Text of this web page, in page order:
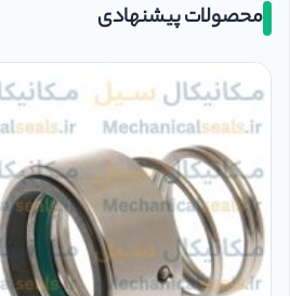
محصولات پیشنهادی